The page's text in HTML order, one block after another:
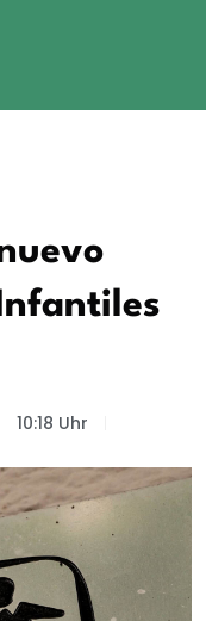
10:18 Uhr